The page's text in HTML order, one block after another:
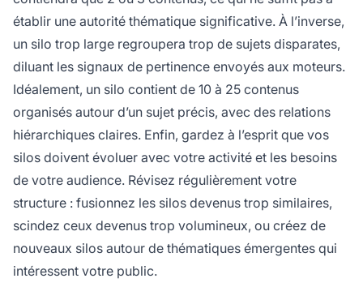
établir une autorité thématique significative. À l’inverse,
un silo trop large regroupera trop de sujets disparates,
diluant les signaux de pertinence envoyés aux moteurs.
Idéalement, un silo contient de 10 à 25 contenus
organisés autour d’un sujet précis, avec des relations
hiérarchiques claires. Enfin, gardez à l’esprit que vos
silos doivent évoluer avec votre activité et les besoins
de votre audience. Révisez régulièrement votre
structure : fusionnez les silos devenus trop similaires,
scindez ceux devenus trop volumineux, ou créez de
nouveaux silos autour de thématiques émergentes qui
intéressent votre public.